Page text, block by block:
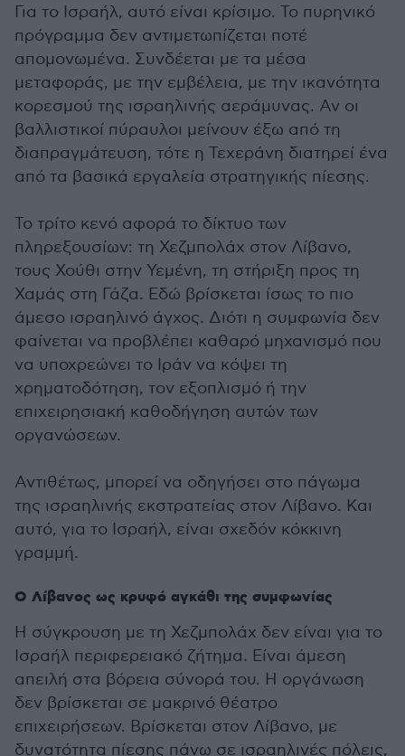
Για το Ισραήλ, αυτό είναι κρίσιμο. Το πυρηνικό
πρόγραμμα δεν αντιμετωπίζεται ποτέ
απομονωμένα. Συνδέεται με τα μέσα
μεταφοράς, με την εμβέλεια, με την ικανότητα
κορεσμού της ισραηλινής αεράμυνας. Αν οι
βαλλιστικοί πύραυλοι μείνουν έξω από τη
διαπραγμάτευση, τότε η Τεχεράνη διατηρεί ένα
από τα βασικά εργαλεία στρατηγικής πίεσης.
Το τρίτο κενό αφορά το δίκτυο των
πληρεξουσίων: τη Χεζμπολάχ στον Λίβανο,
τους Χούθι στην Υεμένη, τη στήριξη προς τη
Χαμάς στη Γάζα. Εδώ βρίσκεται ίσως το πιο
άμεσο ισραηλινό άγχος. Διότι η συμφωνία δεν
φαίνεται να προβλέπει καθαρό μηχανισμό που
να υποχρεώνει το Ιράν να κόψει τη
χρηματοδότηση, τον εξοπλισμό ή την
επιχειρησιακή καθοδήγηση αυτών των
οργανώσεων.
Αντιθέτως, μπορεί να οδηγήσει στο πάγωμα
της ισραηλινής εκστρατείας στον Λίβανο. Και
αυτό, για το Ισραήλ, είναι σχεδόν κόκκινη
γραμμή.
Ο Λίβανος ως κρυφό αγκάθι της συμφωνίας
Η σύγκρουση με τη Χεζμπολάχ δεν είναι για το
Ισραήλ περιφερειακό ζήτημα. Είναι άμεση
απειλή στα βόρεια σύνορά του. Η οργάνωση
δεν βρίσκεται σε μακρινό θέατρο
επιχειρήσεων. Βρίσκεται στον Λίβανο, με
δυνατότητα πίεσης πάνω σε ισραηλινές πόλεις,